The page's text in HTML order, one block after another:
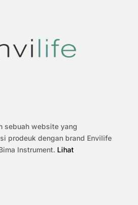
sebuah website yang
prodeuk dengan brand Envilife
Instrument. Lihat